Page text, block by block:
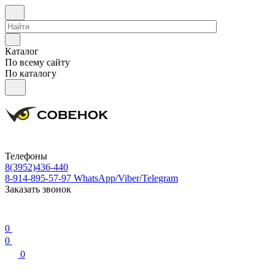
Каталог
По всему сайту
По каталогу
Телефоны
8(3952)436-440
8-914-895-57-97 WhatsApp/Viber/Telegram
Заказать звонок
0
0
0